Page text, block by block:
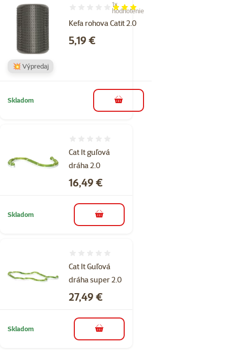
Kefa rohova Catit 2.0
Hodnotenie 60%, počet hodnotení: 1
1×
hodnotenie
Cena
5,19 €
💥 Výpredaj
Skladom do košíka
Cat It guľová
dráha 2.0
Cena
16,49 €
Skladom do košíka
Cat It Guľová
dráha super 2.0
Cena
27,49 €
Skladom do košíka